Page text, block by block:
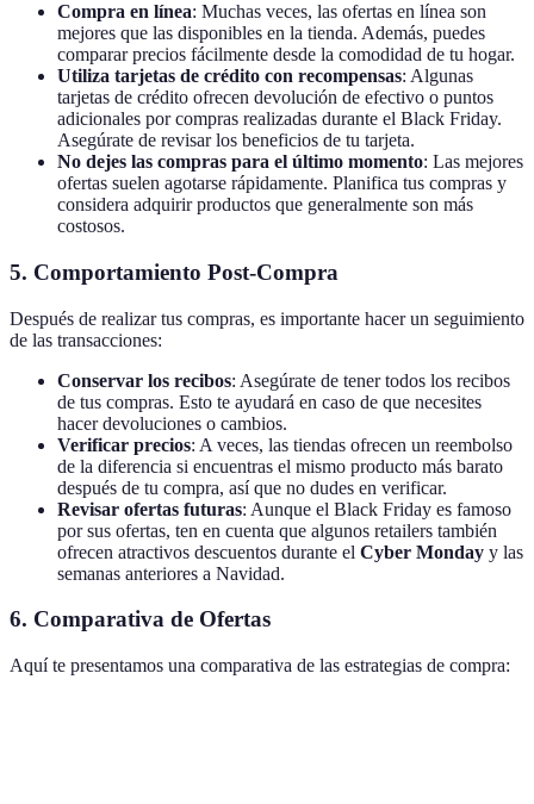
Compra en línea: Muchas veces, las ofertas en línea son
mejores que las disponibles en la tienda. Además, puedes
comparar precios fácilmente desde la comodidad de tu hogar.
Utiliza tarjetas de crédito con recompensas: Algunas
tarjetas de crédito ofrecen devolución de efectivo o puntos
adicionales por compras realizadas durante el Black Friday.
Asegúrate de revisar los beneficios de tu tarjeta.
No dejes las compras para el último momento: Las mejores
ofertas suelen agotarse rápidamente. Planifica tus compras y
considera adquirir productos que generalmente son más
costosos.
5. Comportamiento Post-Compra
Después de realizar tus compras, es importante hacer un seguimiento
de las transacciones:
Conservar los recibos: Asegúrate de tener todos los recibos
de tus compras. Esto te ayudará en caso de que necesites
hacer devoluciones o cambios.
Verificar precios: A veces, las tiendas ofrecen un reembolso
de la diferencia si encuentras el mismo producto más barato
después de tu compra, así que no dudes en verificar.
Revisar ofertas futuras: Aunque el Black Friday es famoso
por sus ofertas, ten en cuenta que algunos retailers también
ofrecen atractivos descuentos durante el Cyber Monday y las
semanas anteriores a Navidad.
6. Comparativa de Ofertas
Aquí te presentamos una comparativa de las estrategias de compra: